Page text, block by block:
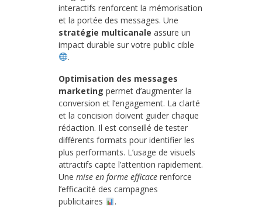
interactifs renforcent la mémorisation
et la portée des messages. Une
stratégie multicanale assure un
impact durable sur votre public cible
.
Optimisation des messages
marketing permet d’augmenter la
conversion et l’engagement. La clarté
et la concision doivent guider chaque
rédaction. Il est conseillé de tester
différents formats pour identifier les
plus performants. L’usage de visuels
attractifs capte l’attention rapidement.
Une mise en forme efficace renforce
l’efficacité des campagnes
publicitaires
.